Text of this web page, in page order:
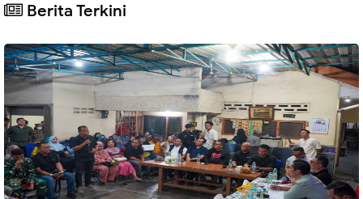
Berita Terkini